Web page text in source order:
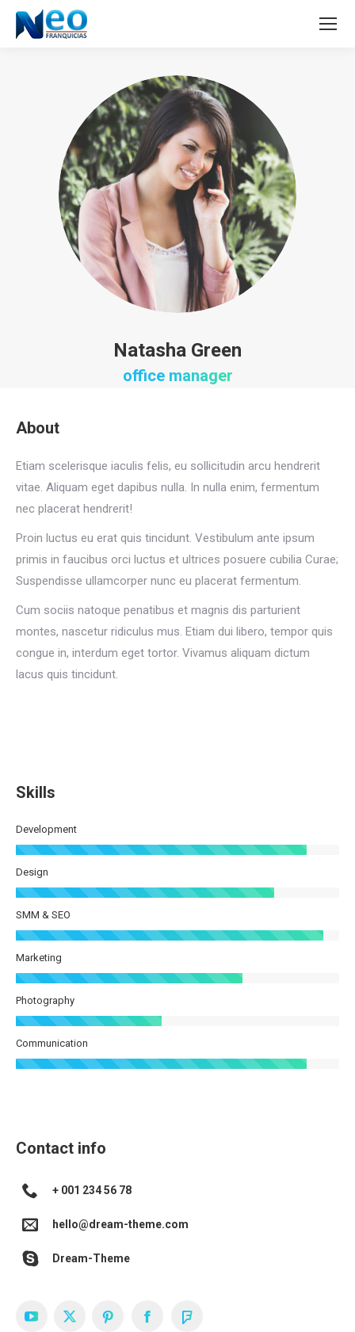
Natasha Green
office manager
About
Etiam scelerisque iaculis felis, eu sollicitudin arcu hendrerit
vitae. Aliquam eget dapibus nulla. In nulla enim, fermentum
nec placerat hendrerit!
Proin luctus eu erat quis tincidunt. Vestibulum ante ipsum
primis in faucibus orci luctus et ultrices posuere cubilia Curae;
Suspendisse ullamcorper nunc eu placerat fermentum.
Cum sociis natoque penatibus et magnis dis parturient
montes, nascetur ridiculus mus. Etiam dui libero, tempor quis
congue in, interdum eget tortor. Vivamus aliquam dictum
lacus quis tincidunt.
Skills
Development
Design
SMM & SEO
Marketing
Photography
Communication
Contact info
+ 001 234 56 78
hello@dream-theme.com
Dream-Theme
YouTube
X PinterestFacebookFoursquare